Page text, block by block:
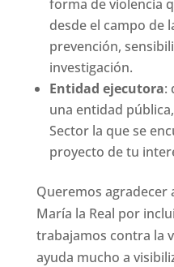
forma de violencia
desde el campo de
prevención,
investigación.
Entidad ejecutora:
una entidad
Sector la que se
proyecto de tu
Queremos agradecer
María la Real por
trabajamos contra la
ayuda mucho a